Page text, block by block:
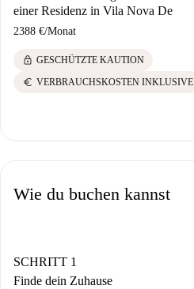
einer Residenz in Vila Nova De
2388 €/Monat
lock GESCHÜTZTE KAUTION
euro VERBRAUCHSKOSTEN INKLUSIVE
Wie du buchen kannst
SCHRITT 1
Finde dein Zuhause